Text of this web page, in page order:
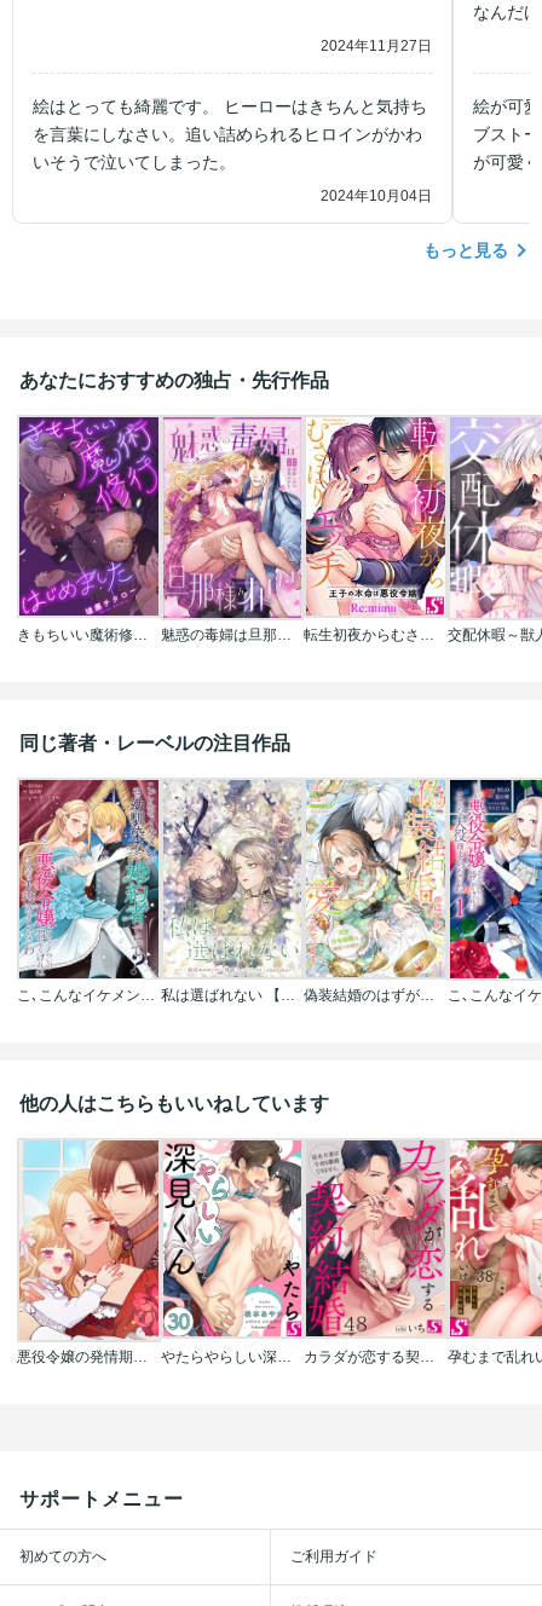
2024年11月27日
絵はとっても綺麗です。 ヒーローはきちんと気持ち
を言葉にしなさい。追い詰められるヒロインがかわ
いそうで泣いてしまった。
2024年10月04日
なんだ
絵が可
ブスト
が可愛
もっと見る
あなたにおすすめの独占・先行作品
きもちいい魔術修行はじめました 魅惑の毒婦は旦那様をオトしたい 転生初夜からむさぼりエッチ～王子の本命は悪役令嬢
同じ著者・レーベルの注目作品
他の人はこちらもいいねしています
悪役令嬢の発情期【タテヨミ】【フルカラー】 やたらやらしい深見くん カラダが恋する契約結婚～冨永夫妻は今夜も離婚できません。
サポートメニュー
初めての方へ ご利用ガイド